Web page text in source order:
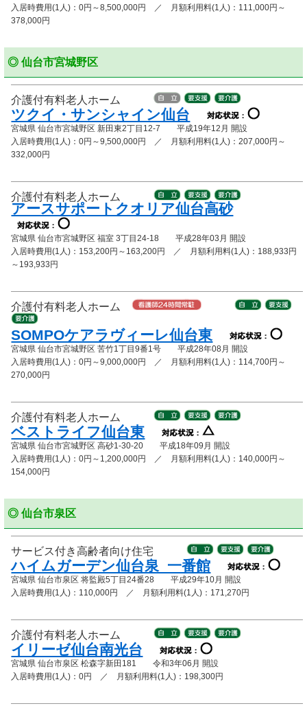
入居時費用(1人)：0円～8,500,000円 ／ 月額利用料(1人)：111,000円～
378,000円
◎ 仙台市宮城野区
介護付有料老人ホーム
ツクイ・サンシャイン仙台
宮城県 仙台市宮城野区 新田東2丁目12-7 平成19年12月 開設
入居時費用(1人)：0円～9,500,000円 ／ 月額利用料(1人)：207,000円～
332,000円
介護付有料老人ホーム
アースサポートクオリア仙台高砂
宮城県 仙台市宮城野区 福室 3丁目24-18 平成28年03月 開設
入居時費用(1人)：153,200円～163,200円 ／ 月額利用料(1人)：188,933円
～193,933円
介護付有料老人ホーム
SOMPOケアラヴィーレ仙台東
宮城県 仙台市宮城野区 苦竹1丁目9番1号 平成28年08月 開設
入居時費用(1人)：0円～9,000,000円 ／ 月額利用料(1人)：114,700円～
270,000円
介護付有料老人ホーム
ベストライフ仙台東
宮城県 仙台市宮城野区 高砂1-30-20 平成18年09月 開設
入居時費用(1人)：0円～1,200,000円 ／ 月額利用料(1人)：140,000円～
154,000円
◎ 仙台市泉区
サービス付き高齢者向け住宅
ハイムガーデン仙台泉_一番館
宮城県 仙台市泉区 将監殿5丁目24番28 平成29年10月 開設
入居時費用(1人)：110,000円 ／ 月額利用料(1人)：171,270円
介護付有料老人ホーム
イリーゼ仙台南光台
宮城県 仙台市泉区 松森字新田181 令和3年06月 開設
入居時費用(1人)：0円 ／ 月額利用料(1人)：198,300円